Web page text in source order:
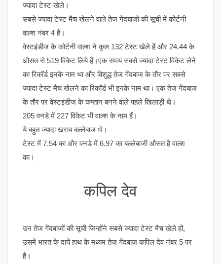
ज्यादा टेस्ट खेले।
सबसे ज्यादा टेस्ट मैच खेलने वाले तेज गेंदबाजों की सूची में कोर्टनी
वाल्श नंबर 4 हैं।
वेस्टइंडीज के कोर्टनी वाल्श ने कुल 132 टेस्ट खेले हैं और 24.44 के
औसत से 519 विकेट लिये हैं।एक समय सबसे ज्यादा टेस्ट विकेट लेने
का रिकॉर्ड इनके नाम था और विशुद्ध तेज गेंदबाज के तौर पर सबसे
ज्यादा टेस्ट मैच खेलने का रिकॉर्ड भी इनके नाम था। एक तेज गेंदबाज
के तौर पर वेस्टइंडीज के कप्तान बनने वाले पहले खिलाड़ी थे।
205 वनडे में 227 विकेट भी वाल्श के नाम हैं।
ये बहुत ज्यादा खराब बल्लेबाज थे।
टेस्ट में 7.54 का और वनडे में 6.97 का बल्लेबाजी औसत है वाल्श
का।
कपिल देव
उन तेज गेंदबाजों की सूची जिन्होंने सबसे ज्यादा टेस्ट मैच खेले हों,
उसमें भारत के दायें हाथ के मध्यम तेज गेंदबाज कपिल देव नंबर 5 पर
हैं।